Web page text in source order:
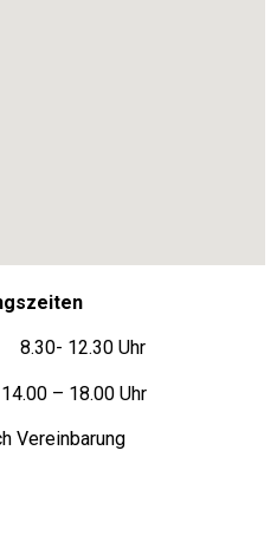
12.30 Uhr
– 18.00 Uhr
Vereinbarung